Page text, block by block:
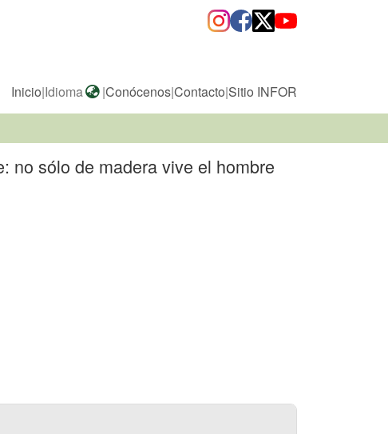
Inicio|Idioma |Conócenos|Contacto|Sitio INFOR
no sólo de madera vive el hombre